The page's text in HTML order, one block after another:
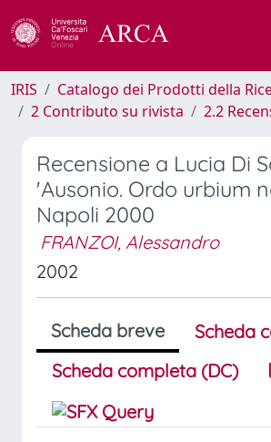
IRIS
Catalogo dei Prodotti della
2 Contributo su rivista
2.2
Recensione a Lucia Di
'Ausonio. Ordo urbium
Napoli 2000
FRANZOI, Alessandro
2002
Scheda breve
Scheda
Scheda completa (DC)